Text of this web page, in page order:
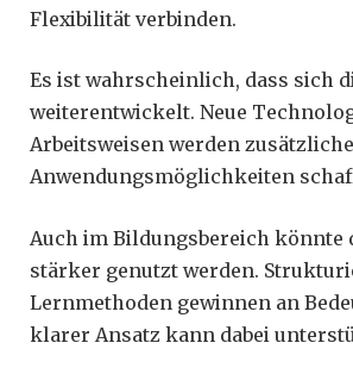
Flexibilität verbinden.
Es ist wahrscheinlich, dass sich
weiterentwickelt. Neue
Arbeitsweisen werden zusätzliche
Anwendungsmöglichkeiten
Auch im Bildungsbereich könnte
stärker genutzt werden.
Lernmethoden gewinnen an
klarer Ansatz kann dabei